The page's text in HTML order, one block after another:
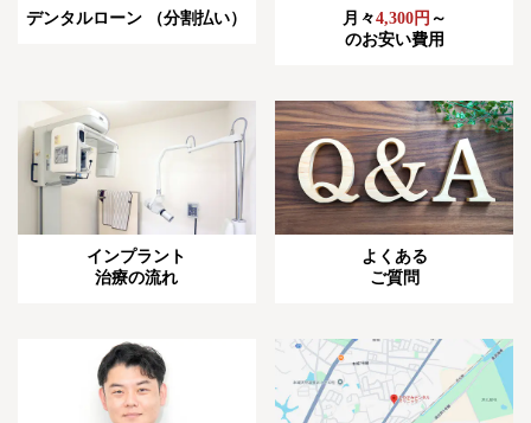
デンタルローン （分割払い） 月々4,300円 ～
のお安い費用
インプラント
治療の流れ
よくある
ご質問